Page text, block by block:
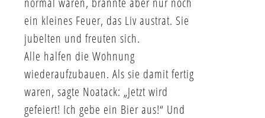
ein kleines Feuer, das Liv austrat. Sie
jubelten und freuten sich.
Alle halfen die Wohnung
wiederaufzubauen. Als sie damit fertig
waren, sagte Noatack: „Jetzt wird
gefeiert! Ich gebe ein Bier aus!“ Und